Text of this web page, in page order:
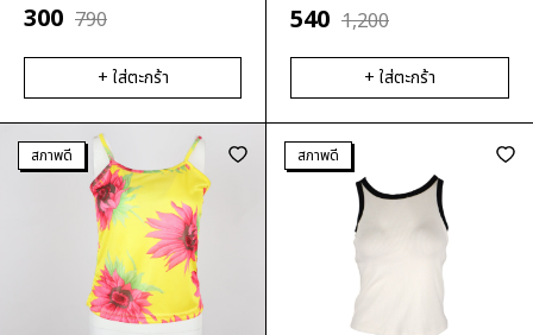
300 790
+ ใส่ตะกร้า
540 1,200
+ ใส่ตะกร้า
สภาพดี สภาพดี